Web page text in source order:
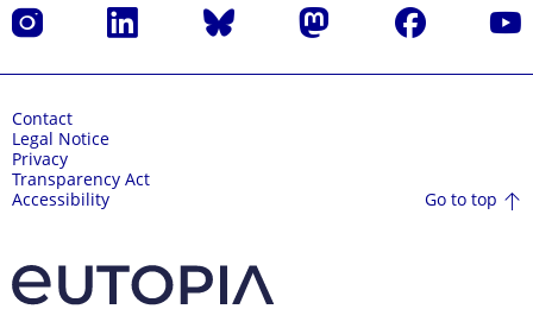
Instagram LinkedIn Bluesky Mastodon Facebook
Contact
Legal Notice
Privacy
Transparency Act
Accessibility
Go to top